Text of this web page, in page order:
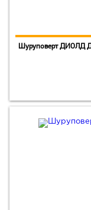
Шуруповерт ДИОЛД